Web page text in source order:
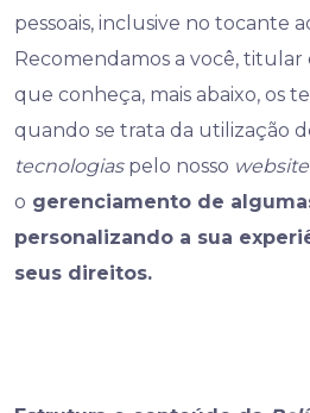
pessoais, inclusive no tocante
Recomendamos a você, titular
que conheça, mais abaixo, os
quando se trata da utilização
tecnologiaspelo nosso website
o gerenciamento de
personalizando a sua
seus direitos.